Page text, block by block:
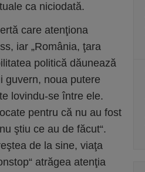
ca niciodată.
care atenţiona
iar „România, ţara
politică dăunează
guvern, noua putere
lovindu-se între ele.
pentru că nu au fost
ştiu ce au de făcut“.
de la sine, viaţa
atrăgea atenţia